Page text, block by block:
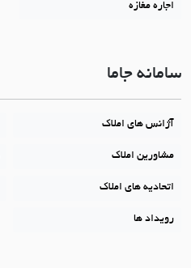
اجاره مغازه
سامانه جاما
آژانس های املاک
مشاورین املاک
اتحادیه های املاک
رویداد ها